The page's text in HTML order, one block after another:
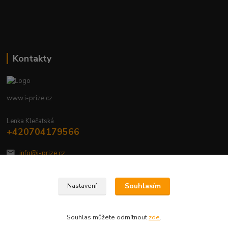
Kontakty
www.i-prize.cz
Lenka Klečatská
+420704179566
info@i-prize.cz
Nastavení Souhlasím
Souhlas můžete odmítnout zde.